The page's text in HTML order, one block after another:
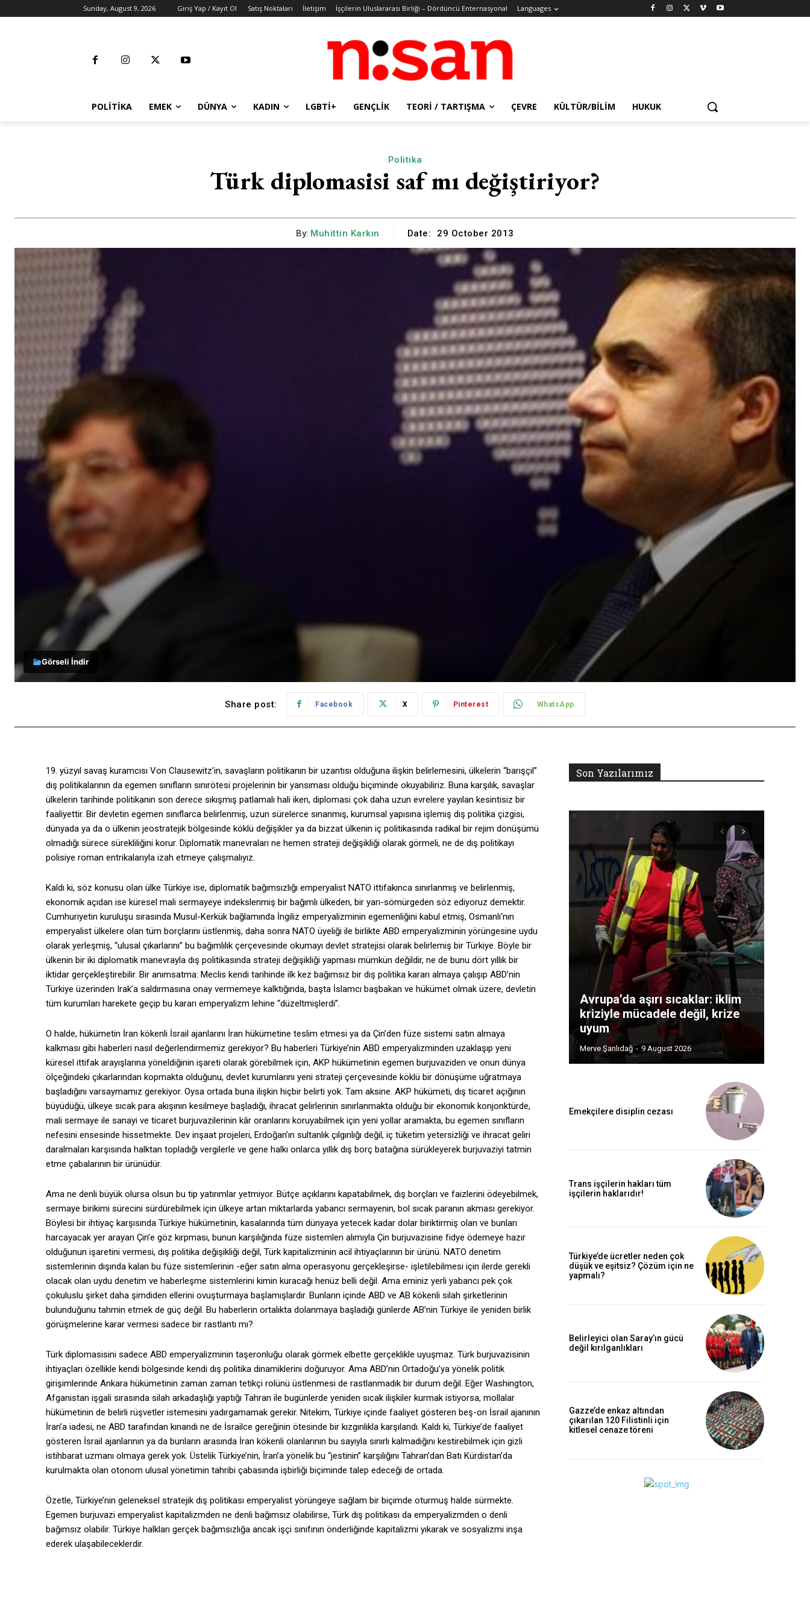
Sunday, August 9, 2026 Giriş Yap / Kayıt Ol Satış Noktaları İletişim İşçilerin Uluslararası Birliği – Dördüncü Enternasyonal Languages
POLITIKA EMEK DÜNYA KADIN LGBTİ+ GENÇLIK TEORI / TARTIŞMA ÇEVRE KÜLTÜR/BILIM HUKUK
Politika
Türk diplomasisi saf mı değiştiriyor?
By: Muhittin Karkın Date: 29 October 2013
Görseli İndir
Share post: Facebook X Pinterest WhatsApp
19. yüzyıl savaş kuramcısı Von Clausewitz’in, savaşların politikanın bir uzantısı olduğuna ilişkin belirlemesini, ülkelerin “barışçıl”
dış politikalarının da egemen sınıfların sınırötesi projelerinin bir yansıması olduğu biçiminde okuyabiliriz. Buna karşılık, savaşlar
ülkelerin tarihinde politikanın son derece sıkışmış patlamalı hali iken, diplomasi çok daha uzun evrelere yayılan kesintisiz bir
faaliyettir. Bir devletin egemen sınıflarca belirlenmiş, uzun sürelerce sınanmış, kurumsal yapısına işlemiş dış politika çizgisi,
dünyada ya da o ülkenin jeostratejik bölgesinde köklü değişikler ya da bizzat ülkenin iç politikasında radikal bir rejim dönüşümü
olmadığı sürece sürekliliğini korur. Diplomatik manevraları ne hemen strateji değişikliği olarak görmeli, ne de dış politikayı
polisiye roman entrikalarıyla izah etmeye çalışmalıyız.
Kaldı ki, söz konusu olan ülke Türkiye ise, diplomatik bağımsızlığı emperyalist NATO ittifakınca sınırlanmış ve belirlenmiş,
ekonomik açıdan ise küresel mali sermayeye indekslenmiş bir bağımlı ülkeden, bir yarı-sömürgeden söz ediyoruz demektir.
Cumhuriyetin kuruluşu sırasında Musul-Kerkük bağlamında İngiliz emperyalizminin egemenliğini kabul etmiş, Osmanlı’nın
emperyalist ülkelere olan tüm borçlarını üstlenmiş, daha sonra NATO üyeliği ile birlikte ABD emperyalizminin yörüngesine uydu
olarak yerleşmiş, “ulusal çıkarlarını” bu bağımlılık çerçevesinde okumayı devlet stratejisi olarak belirlemiş bir Türkiye. Böyle bir
ülkenin bir iki diplomatik manevrayla dış politikasında strateji değişikliği yapması mümkün değildir, ne de bunu dört yıllık bir
iktidar gerçekleştirebilir. Bir anımsatma: Meclis kendi tarihinde ilk kez bağımsız bir dış politika kararı almaya çalışıp ABD’nin
Türkiye üzerinden Irak’a saldırmasına onay vermemeye kalktığında, başta İslamcı başbakan ve hükümet olmak üzere, devletin
tüm kurumları harekete geçip bu kararı emperyalizm lehine “düzeltmişlerdi”.
O halde, hükümetin İran kökenli İsrail ajanlarını İran hükümetine teslim etmesi ya da Çin’den füze sistemi satın almaya
kalkması gibi haberleri nasıl değerlendirmemiz gerekiyor? Bu haberleri Türkiye’nin ABD emperyalizminden uzaklaşıp yeni
küresel ittifak arayışlarına yöneldiğinin işareti olarak görebilmek için, AKP hükümetinin egemen burjuvaziden ve onun dünya
ölçeğindeki çıkarlarından kopmakta olduğunu, devlet kurumlarını yeni strateji çerçevesinde köklü bir dönüşüme uğratmaya
başladığını varsaymamız gerekiyor. Oysa ortada buna ilişkin hiçbir belirti yok. Tam aksine. AKP hükümeti, dış ticaret açığının
büyüdüğü, ülkeye sıcak para akışının kesilmeye başladığı, ihracat gelirlerinin sınırlanmakta olduğu bir ekonomik konjonktürde,
mali sermaye ile sanayi ve ticaret burjuvazilerinin kâr oranlarını koruyabilmek için yeni yollar aramakta, bu egemen sınıfların
nefesini ensesinde hissetmekte. Dev inşaat projeleri, Erdoğan’ın sultanlık çılgınlığı değil, iç tüketim yetersizliği ve ihracat geliri
daralmaları karşısında halktan topladığı vergilerle ve gene halkı onlarca yıllık dış borç batağına sürükleyerek burjuvaziyi tatmin
etme çabalarının bir ürünüdür.
Ama ne denli büyük olursa olsun bu tip yatırımlar yetmiyor. Bütçe açıklarını kapatabilmek, dış borçları ve faizlerini ödeyebilmek,
sermaye birikimi sürecini sürdürebilmek için ülkeye artan miktarlarda yabancı sermayenin, bol sıcak paranın akması gerekiyor.
Böylesi bir ihtiyaç karşısında Türkiye hükümetinin, kasalarında tüm dünyaya yetecek kadar dolar biriktirmiş olan ve bunları
harcayacak yer arayan Çin’e göz kırpması, bunun karşılığında füze sistemleri alımıyla Çin burjuvazisine fidye ödemeye hazır
olduğunun işaretini vermesi, dış politika değişikliği değil, Türk kapitalizminin acil ihtiyaçlarının bir ürünü. NATO denetim
sistemlerinin dışında kalan bu füze sistemlerinin -eğer satın alma operasyonu gerçekleşirse- işletilebilmesi için ilerde gerekli
olacak olan uydu denetim ve haberleşme sistemlerini kimin kuracağı henüz belli değil. Ama eminiz yerli yabancı pek çok
çokuluslu şirket daha şimdiden ellerini ovuşturmaya başlamışlardır. Bunların içinde ABD ve AB kökenli silah şirketlerinin
bulunduğunu tahmin etmek de güç değil. Bu haberlerin ortalıkta dolanmaya başladığı günlerde AB’nin Türkiye ile yeniden birlik
görüşmelerine karar vermesi sadece bir rastlantı mı?
Türk diplomasisini sadece ABD emperyalizminin taşeronluğu olarak görmek elbette gerçeklikle uyuşmaz. Türk burjuvazisinin
ihtiyaçları özellikle kendi bölgesinde kendi dış politika dinamiklerini doğuruyor. Ama ABD’nin Ortadoğu’ya yönelik politik
girişimlerinde Ankara hükümetinin zaman zaman tetikçi rolünü üstlenmesi de rastlanmadık bir durum değil. Eğer Washington,
Afganistan işgali sırasında silah arkadaşlığı yaptığı Tahran ile bugünlerde yeniden sıcak ilişkiler kurmak istiyorsa, mollalar
hükümetinin de belirli rüşvetler istemesini yadırgamamak gerekir. Nitekim, Türkiye içinde faaliyet gösteren beş-on İsrail ajanının
İran’a iadesi, ne ABD tarafından kınandı ne de İsrailce gereğinin ötesinde bir kızgınlıkla karşılandı. Kaldı ki, Türkiye’de faaliyet
gösteren İsrail ajanlarının ya da bunların arasında İran kökenli olanlarının bu sayıyla sınırlı kalmadığını kestirebilmek için gizli
istihbarat uzmanı olmaya gerek yok. Üstelik Türkiye’nin, İran’a yönelik bu “jestinin” karşılığını Tahran’dan Batı Kürdistan’da
kurulmakta olan otonom ulusal yönetimin tahribi çabasında işbirliği biçiminde talep edeceği de ortada.
Özetle, Türkiye’nin geleneksel stratejik dış politikası emperyalist yörüngeye sağlam bir biçimde oturmuş halde sürmekte.
Egemen burjuvazi emperyalist kapitalizmden ne denli bağımsız olabilirse, Türk dış politikası da emperyalizmden o denli
bağımsız olabilir. Türkiye halkları gerçek bağımsızlığa ancak işçi sınıfının önderliğinde kapitalizmi yıkarak ve sosyalizmi inşa
ederek ulaşabileceklerdir.
Son Yazılarımız
Avrupa’da aşırı sıcaklar: iklim
kriziyle mücadele değil, krize
uyum
Merve Şanlıdağ - 9 August 2026
Emekçilere disiplin cezası
Trans işçilerin hakları tüm
işçilerin haklarıdır!
Türkiye’de ücretler neden çok
düşük ve eşitsiz? Çözüm için ne
yapmalı?
Belirleyici olan Saray’ın gücü
değil kırılganlıkları
Gazze’de enkaz altından
çıkarılan 120 Filistinli için
kitlesel cenaze töreni